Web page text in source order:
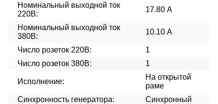
Номинальный выходной ток
220В:
17.80 А
Номинальный выходной ток
380В:
10.10 А
Число розеток 220В:
1
Число розеток 380В:
1
Исполнение:
На открытой
раме
Синхронность генератора:
Синхронный